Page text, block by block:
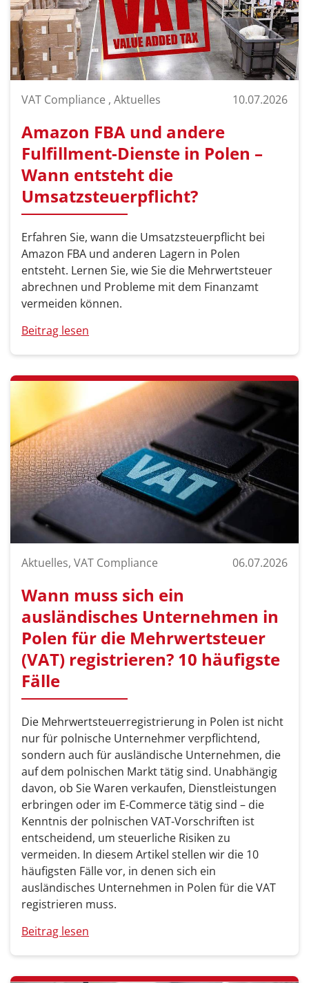
VAT Compliance , Aktuelles 10.07.2026
Amazon FBA und andere
Fulfillment-Dienste in Polen –
Wann entsteht die
Umsatzsteuerpflicht?
Erfahren Sie, wann die Umsatzsteuerpflicht bei
Amazon FBA und anderen Lagern in Polen
entsteht. Lernen Sie, wie Sie die Mehrwertsteuer
abrechnen und Probleme mit dem Finanzamt
vermeiden können.
Beitrag lesen
Aktuelles, VAT Compliance 06.07.2026
Wann muss sich ein
ausländisches Unternehmen in
Polen für die Mehrwertsteuer
(VAT) registrieren? 10 häufigste
Fälle
Die Mehrwertsteuerregistrierung in Polen ist nicht
nur für polnische Unternehmer verpflichtend,
sondern auch für ausländische Unternehmen, die
auf dem polnischen Markt tätig sind. Unabhängig
davon, ob Sie Waren verkaufen, Dienstleistungen
erbringen oder im E-Commerce tätig sind – die
Kenntnis der polnischen VAT-Vorschriften ist
entscheidend, um steuerliche Risiken zu
vermeiden. In diesem Artikel stellen wir die 10
häufigsten Fälle vor, in denen sich ein
ausländisches Unternehmen in Polen für die VAT
registrieren muss.
Beitrag lesen